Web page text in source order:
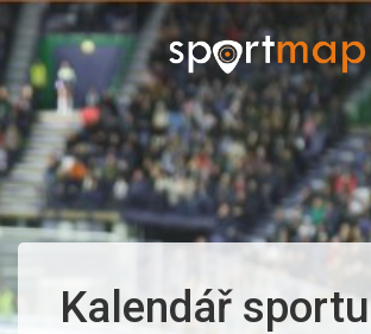
Kalendář sportu